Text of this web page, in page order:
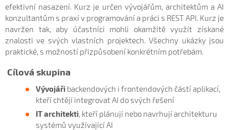
efektivní nasazení. Kurz je určen vývojářům, architektům a AI
konzultantům s praxí v programování a práci s REST API. Kurz je
navržen tak, aby účastníci mohli okamžitě využít získané
znalosti ve svých vlastních projektech. Všechny ukázky jsou
praktické, s možností přizpůsobení konkrétním potřebám.
Cílová skupina
Vývojáři backendových i frontendových částí aplikací,
kteří chtějí integrovat AI do svých řešení
IT architekti , kteří plánují nebo navrhují architekturu
systémů využívající AI